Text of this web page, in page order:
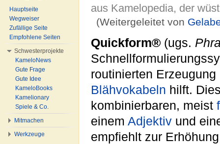
aus Kamelopedia, der
(Weitergeleitet von
Quickform® (ugs.
routinierten
Blähvokabeln hilft.
kombinierbaren, meist
einem Adjektiv und
empfiehlt zur
Hauptseite
Wegweiser
Zufällige Seite
Empfohlene Seiten
Schwesterprojekte
KameloNews
Gute Frage
Gute Idee
KameloBooks
Kamelionary
Spiele & Co.
Mitmachen
Werkzeuge